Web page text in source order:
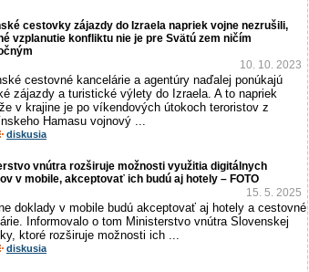
cestovky zájazdy do Izraela napriek vojne nezrušili,
vzplanutie konfliktu nie je pre Svätú zem ničím
10. 10. 2023
cestovné kancelárie a agentúry naďalej ponúkajú
zájazdy a turistické výlety do Izraela. A to napriek
v krajine je po víkendových útokoch teroristov z
Hamasu vojnový ...
diskusia
vnútra rozširuje možnosti využitia digitálnych
v mobile, akceptovať ich budú aj hotely – FOTO
15. 5. 2025
doklady v mobile budú akceptovať aj hotely a cestovné
Informovalo o tom Ministerstvo vnútra Slovenskej
ktoré rozširuje možnosti ich ...
diskusia